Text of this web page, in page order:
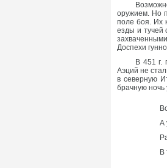
оружием. Но
поле боя. Их
езды и тучей
Доспехи
В 451 г.
Аэций не
в северную
брачную ночь
А
В